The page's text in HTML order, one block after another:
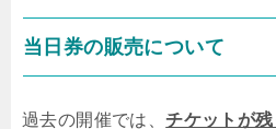
当日券の販売について
過去の開催では、チケットが残